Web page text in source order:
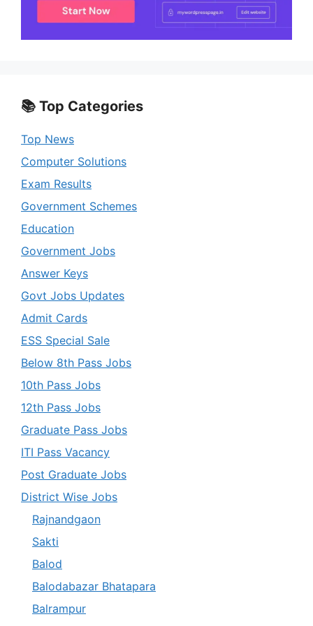
📚 Top Categories
Top News
Computer Solutions
Exam Results
Government Schemes
Education
Government Jobs
Answer Keys
Govt Jobs Updates
Admit Cards
ESS Special Sale
Below 8th Pass Jobs
10th Pass Jobs
12th Pass Jobs
Graduate Pass Jobs
ITI Pass Vacancy
Post Graduate Jobs
District Wise Jobs
Rajnandgaon
Sakti
Balod
Balodabazar Bhatapara
Balrampur